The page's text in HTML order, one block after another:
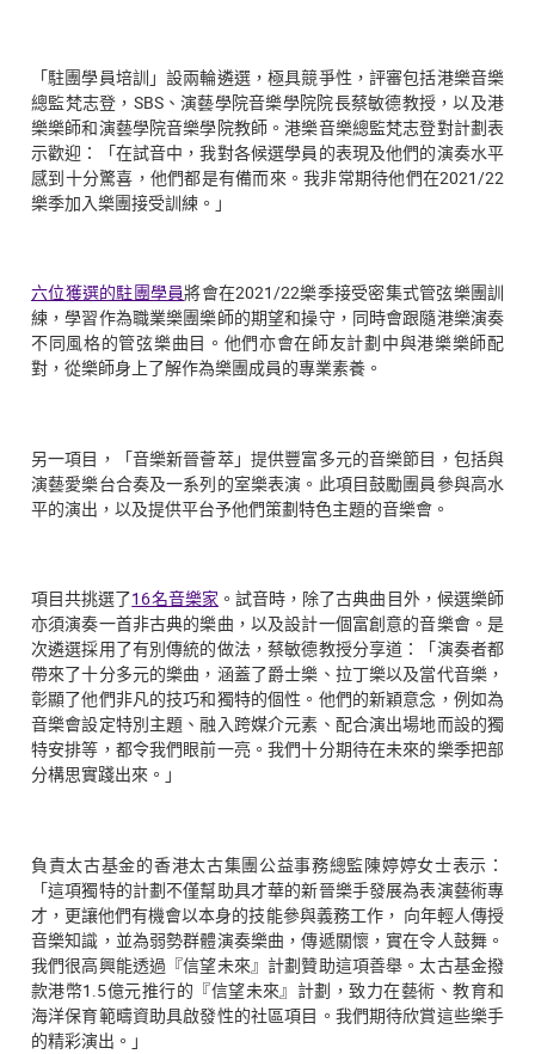
「駐團學員培訓」設兩輪遴選，極具競爭性，評審包括港樂音樂
總監梵志登，SBS、演藝學院音樂學院院長蔡敏德教授，以及港
樂樂師和演藝學院音樂學院教師。港樂音樂總監梵志登對計劃表
示歡迎：「在試音中，我對各候選學員的表現及他們的演奏水平
感到十分驚喜，他們都是有備而來。我非常期待他們在2021/22
樂季加入樂團接受訓練。」
六位獲選的駐團學員將會在2021/22樂季接受密集式管弦樂團訓
練，學習作為職業樂團樂師的期望和操守，同時會跟隨港樂演奏
不同風格的管弦樂曲目。他們亦會在師友計劃中與港樂樂師配
對，從樂師身上了解作為樂團成員的專業素養。
另一項目，「音樂新晉薈萃」提供豐富多元的音樂節目，包括與
演藝愛樂台合奏及一系列的室樂表演。此項目鼓勵團員參與高水
平的演出，以及提供平台予他們策劃特色主題的音樂會。
項目共挑選了16名音樂家 。試音時，除了古典曲目外，候選樂師
亦須演奏一首非古典的樂曲，以及設計一個富創意的音樂會。是
次遴選採用了有別傳統的做法，蔡敏德教授分享道：「演奏者都
帶來了十分多元的樂曲，涵蓋了爵士樂、拉丁樂以及當代音樂，
彰顯了他們非凡的技巧和獨特的個性。他們的新穎意念，例如為
音樂會設定特別主題、融入跨媒介元素、配合演出場地而設的獨
特安排等，都令我們眼前一亮。我們十分期待在未來的樂季把部
分構思實踐出來。」
負責太古基金的香港太古集團公益事務總監陳婷婷女士表示：
「這項獨特的計劃不僅幫助具才華的新晉樂手發展為表演藝術專
才，更讓他們有機會以本身的技能參與義務工作， 向年輕人傳授
音樂知識，並為弱勢群體演奏樂曲，傳遞關懷，實在令人鼓舞。
我們很高興能透過『信望未來』計劃贊助這項善舉。太古基金撥
款港幣1.5億元推行的『信望未來』計劃，致力在藝術、教育和
海洋保育範疇資助具啟發性的社區項目。我們期待欣賞這些樂手
的精彩演出。」